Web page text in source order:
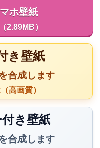
ホ壁紙
2.89MB）
き壁紙
合成します
高画質）
き壁紙
合成します